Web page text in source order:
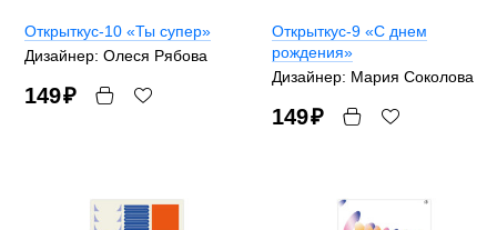
Открыткус-10 «Ты супер»
Дизайнер: Олеся Рябова
149₽
Открыткус-9 «С днем
рождения»
Дизайнер: Мария Соколова
149₽